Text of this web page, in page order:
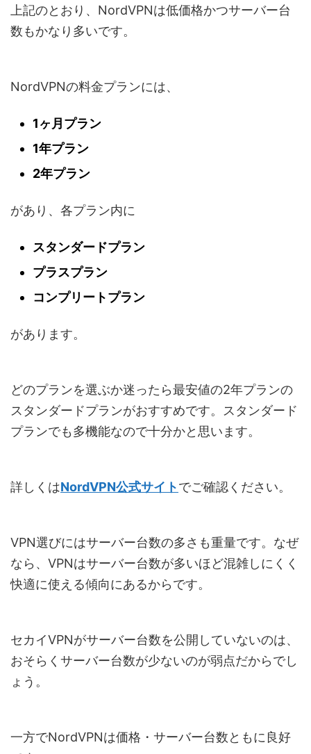
上記のとおり、NordVPNは低価格かつサーバー台
数もかなり多いです。
NordVPNの料金プランには、
1ヶ月プラン
1年プラン
2年プラン
があり、各プラン内に
スタンダードプラン
プラスプラン
コンプリートプラン
があります。
どのプランを選ぶか迷ったら最安値の2年プランの
スタンダードプランがおすすめです。スタンダード
プランでも多機能なので十分かと思います。
詳しくはNordVPN公式サイトでご確認ください。
VPN選びにはサーバー台数の多さも重量です。なぜ
なら、VPNはサーバー台数が多いほど混雑しにくく
快適に使える傾向にあるからです。
セカイVPNがサーバー台数を公開していないのは、
おそらくサーバー台数が少ないのが弱点だからでし
ょう。
一方でNordVPNは価格・サーバー台数ともに良好